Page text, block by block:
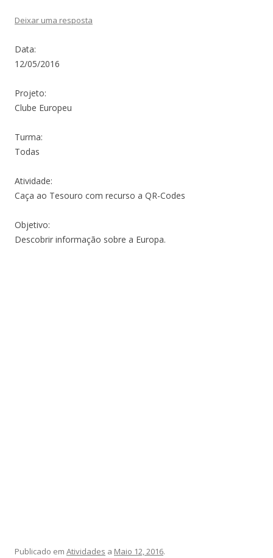
Deixar uma resposta
Data:
12/05/2016
Projeto:
Clube Europeu
Turma:
Todas
Atividade:
Caça ao Tesouro com recurso a QR-Codes
Objetivo:
Descobrir informação sobre a Europa.
Publicado em Atividades a Maio 12, 2016.